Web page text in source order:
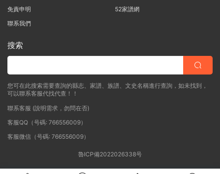
免責申明
聯系我們
52家譜網
搜索
您可在此搜索需要查詢的縣志、家譜、族譜、文史名稱進行查詢，如未找到，
可以聯系客服代找代查！！
聯系客服 (說明需求，勿問在否)
客服QQ（号碼: 766556009）
客服微信（号碼: 766556009）
魯ICP備2022026338号